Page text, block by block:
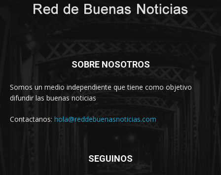
SOBRE NOSOTROS
Somos un medio independiente que tiene como objetivo
difundir las buenas noticias
Contactanos: hola@reddebuenasnoticias.com
SEGUINOS